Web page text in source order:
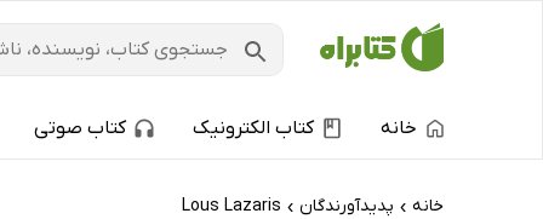
خانه کتاب الکترونیک کتاب صوتی
خانه › پدیدآورندگان ›
Lous Lazaris